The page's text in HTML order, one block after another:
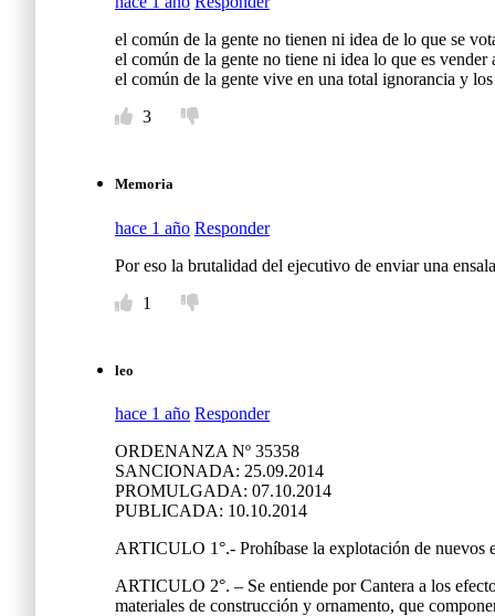
el común de la gente no tienen ni idea de lo que se
el común de la gente no tiene ni idea lo que es
el común de la gente vive en una total ignorancia y
3
Memoria
hace 1 año Responder
Por eso la brutalidad del ejecutivo de enviar una
1
leo
hace 1 año Responder
ORDENANZA Nº 35358
SANCIONADA: 25.09.2014
PROMULGADA: 07.10.2014
PUBLICADA: 10.10.2014
ARTICULO 1°.- Prohíbase la explotación de nuevos
ARTICULO 2°. – Se entiende por Cantera a los
materiales de construcción y ornamento, que